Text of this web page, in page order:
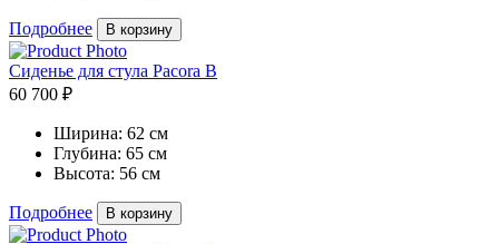
Подробнее В корзину
Сиденье для стула Pacora B
60 700 ₽
Ширина: 62 см
Глубина: 65 см
Высота: 56 см
Подробнее В корзину